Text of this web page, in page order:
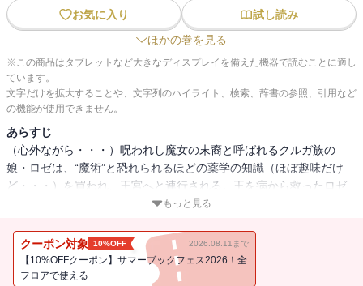
お気に入り
試し読み
ほかの巻を見る
※この商品はタブレットなど大きなディスプレイを備えた機器で読むことに適し
ています。
文字だけを拡大することや、文字列のハイライト、検索、辞書の参照、引用など
の機能が使用できません。
あらすじ
（心外ながら・・・）呪われし魔女の末裔と呼ばれるクルガ族の
娘・ロゼは、“魔術”と恐れられるほどの薬学の知識（ほぼ趣味だけ
ど・・・）を買われ、王宮へと連行される。王を病から救ったロゼ
は、そこでイケメン王子兄弟（ただしクセが強い・・・）の健康を
の研究に没頭するためにも、日々を穏便に過ごしたいのに・・・王
子たちの無理難題に応えるうち、彼らに気に入られてしま
い・・・！？王宮医療ファンタジー！！
もっと見る
クーポン対象 10%OFF 2026.08.11まで
【10%OFFクーポン】サマーブックフェス2026！全
フロアで使える